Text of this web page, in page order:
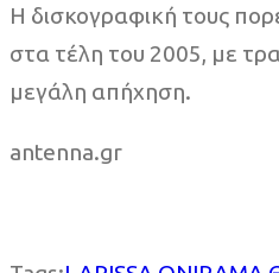
Η δισκογραφική τους
στα τέλη του 2005, με
μεγάλη απήχηση.
antenna.gr